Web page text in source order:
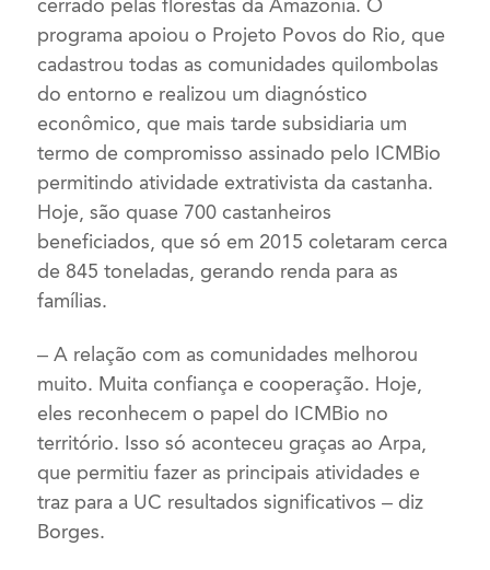
cerrado pelas florestas da Amazônia. O
programa apoiou o Projeto Povos do Rio, que
cadastrou todas as comunidades quilombolas
do entorno e realizou um diagnóstico
econômico, que mais tarde subsidiaria um
termo de compromisso assinado pelo ICMBio
permitindo atividade extrativista da castanha.
Hoje, são quase 700 castanheiros
beneficiados, que só em 2015 coletaram cerca
de 845 toneladas, gerando renda para as
famílias.
– A relação com as comunidades melhorou
muito. Muita confiança e cooperação. Hoje,
eles reconhecem o papel do ICMBio no
território. Isso só aconteceu graças ao Arpa,
que permitiu fazer as principais atividades e
traz para a UC resultados significativos – diz
Borges.